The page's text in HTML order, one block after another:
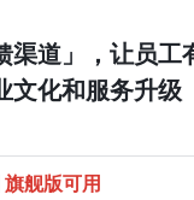
渠道」，让员工
文化和服务升级
旗舰版可用